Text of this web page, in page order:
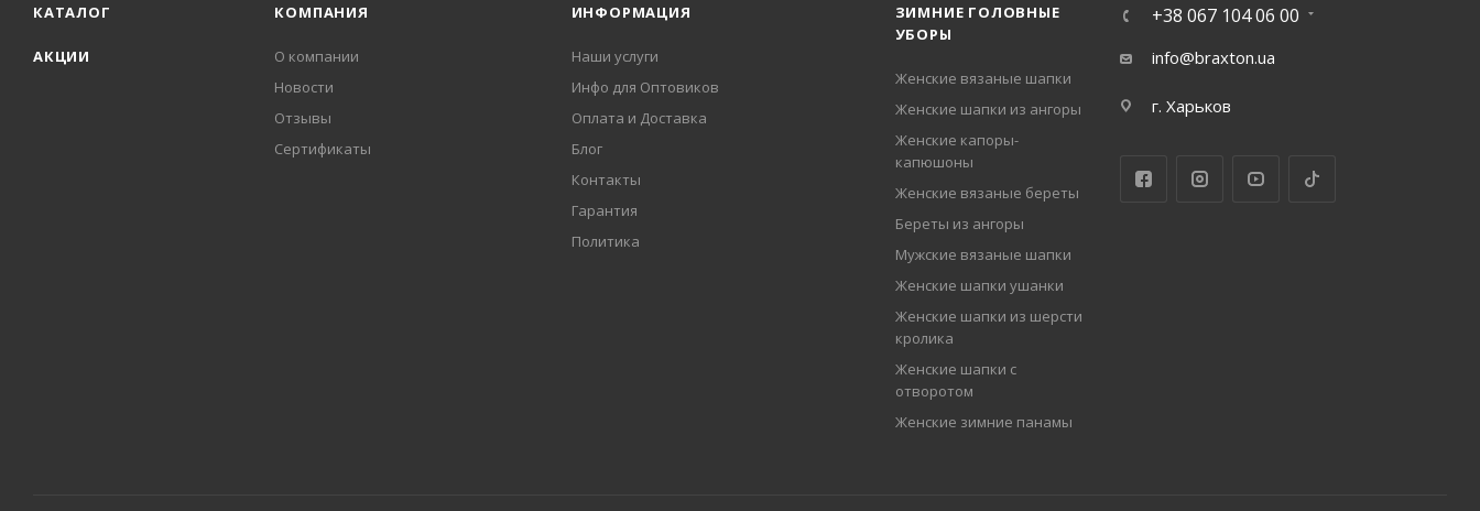
КАТАЛОГ
АКЦИИ
КОМПАНИЯ
О компании
Новости
Отзывы
Сертификаты
ИНФОРМАЦИЯ
Наши услуги
Инфо для Оптовиков
Оплата и Доставка
Блог
Контакты
Гарантия
Политика
ЗИМНИЕ ГОЛОВНЫЕ
УБОРЫ
Женские вязаные шапки
Женские шапки из ангоры
Женские капоры-
капюшоны
Женские вязаные береты
Береты из ангоры
Мужские вязаные шапки
Женские шапки ушанки
Женские шапки из шерсти
кролика
Женские шапки с
отворотом
Женские зимние панамы
+38 067 104 06 00
info@braxton.ua
г. Харьков